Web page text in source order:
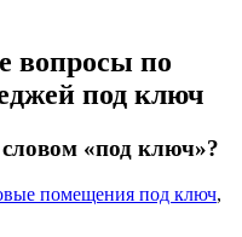
вопросы по
под ключ
«под ключ»?
помещения под ключ,